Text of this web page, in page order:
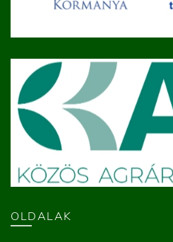
OLDALAK